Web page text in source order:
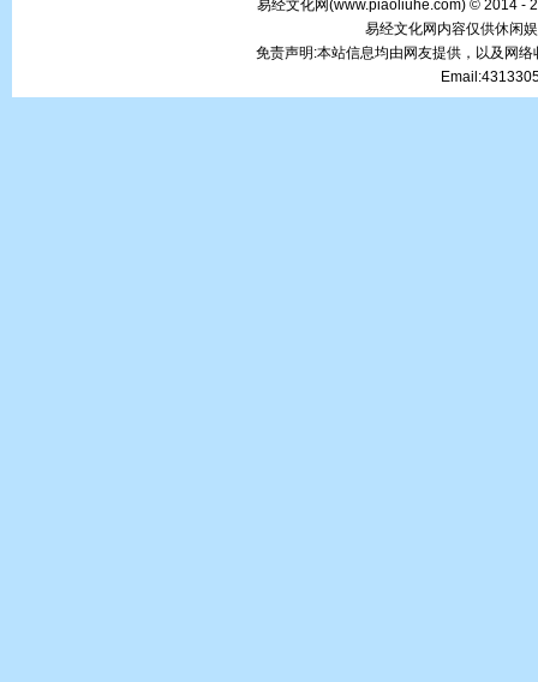
易经文化网(www.piaoliuhe.com) © 2014 -
易经文化网内容仅供休闲
免责声明:本站信息均由网友提供，以及网